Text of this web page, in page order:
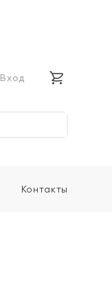
Вход
Контакты